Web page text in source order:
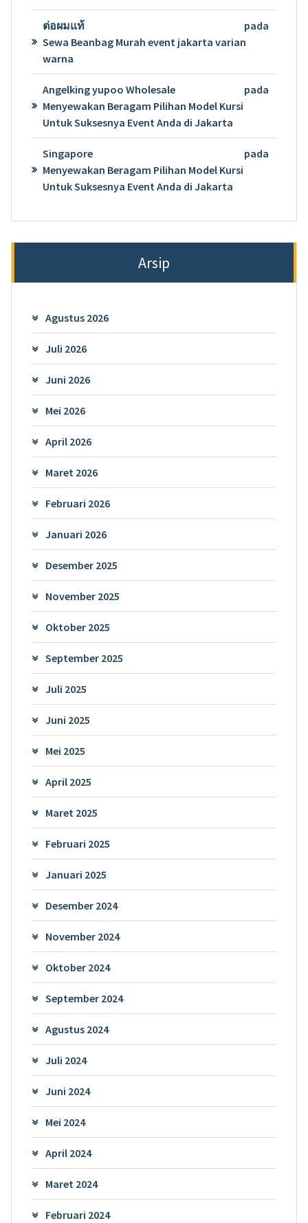
ต่อผมแท้
pada
Sewa Beanbag Murah event jakarta varian
warna
Angelking yupoo Wholesale
pada
Menyewakan Beragam Pilihan Model Kursi
Untuk Suksesnya Event Anda di Jakarta
Singapore
pada
Menyewakan Beragam Pilihan Model Kursi
Untuk Suksesnya Event Anda di Jakarta
Arsip
Agustus 2026
Juli 2026
Juni 2026
Mei 2026
April 2026
Maret 2026
Februari 2026
Januari 2026
Desember 2025
November 2025
Oktober 2025
September 2025
Juli 2025
Juni 2025
Mei 2025
April 2025
Maret 2025
Februari 2025
Januari 2025
Desember 2024
November 2024
Oktober 2024
September 2024
Agustus 2024
Juli 2024
Juni 2024
Mei 2024
April 2024
Maret 2024
Februari 2024